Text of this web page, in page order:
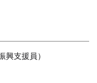
興支援員）